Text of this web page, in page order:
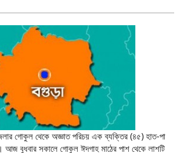
গোকুল থেকে অজ্ঞাত পরিচয় এক ব্যক্তির (৪৫) হাত-পা
আজ বুধবার সকালে গোকুল ঈদগাহ মাঠের পাশ থেকে লাশটি